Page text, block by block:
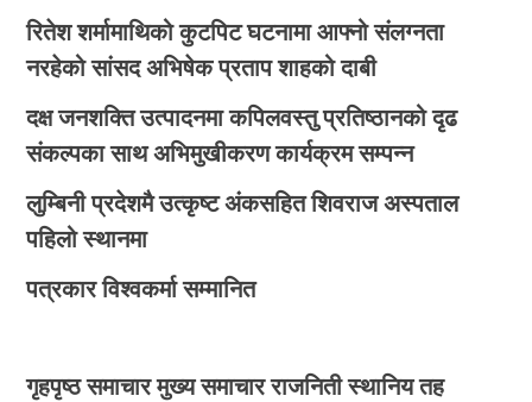
रितेश शर्मामाथिको कुटपिट घटनामा आफ्नो संलग्नता
नरहेको सांसद अभिषेक प्रताप शाहको दाबी
दक्ष जनशक्ति उत्पादनमा कपिलवस्तु प्रतिष्ठानको दृढ
संकल्पका साथ अभिमुखीकरण कार्यक्रम सम्पन्न
लुम्बिनी प्रदेशमै उत्कृष्ट अंकसहित शिवराज अस्पताल
पहिलो स्थानमा
पत्रकार विश्वकर्मा सम्मानित
गृहपृष्ठ समाचार मुख्य समाचार राजनिती स्थानिय तह